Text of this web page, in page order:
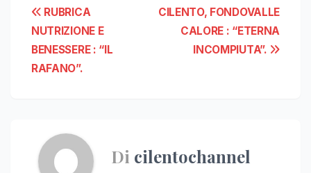
Navigazione
articoli
CILENTO, FONDOVALLE
CALORE : “ETERNA
INCOMPIUTA”.
RUBRICA
NUTRIZIONE E
BENESSERE : “IL
RAFANO”.
Di cilentochannel